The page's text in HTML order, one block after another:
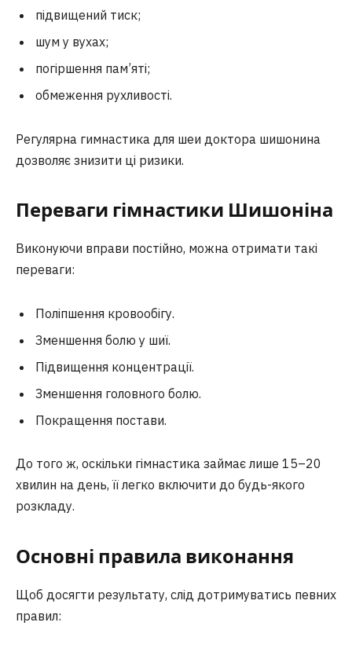
підвищений тиск;
шум у вухах;
погіршення пам’яті;
обмеження рухливості.
Регулярна гимнастика для шеи доктора шишонина
дозволяє знизити ці ризики.
Переваги гімнастики Шишоніна
Виконуючи вправи постійно, можна отримати такі
переваги:
Поліпшення кровообігу.
Зменшення болю у шиї.
Підвищення концентрації.
Зменшення головного болю.
Покращення постави.
До того ж, оскільки гімнастика займає лише 15–20
хвилин на день, її легко включити до будь-якого
розкладу.
Основні правила виконання
Щоб досягти результату, слід дотримуватись певних
правил: